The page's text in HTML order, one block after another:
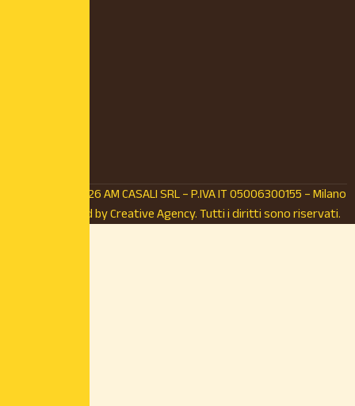
© Copyright 2026 AM CASALI SRL – P.IVA IT 05006300155 – Milano
(MI) – Powered byCreative Agency.Tutti i diritti sono riservati.